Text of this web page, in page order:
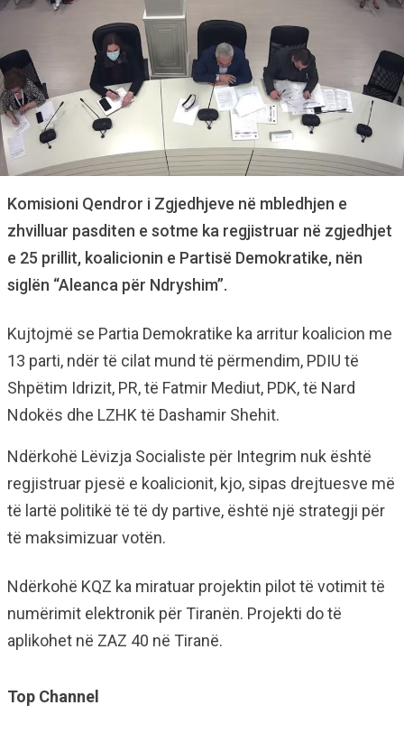
Komisioni Qendror i Zgjedhjeve në mbledhjen e
zhvilluar pasditen e sotme ka regjistruar në zgjedhjet
e 25 prillit, koalicionin e Partisë Demokratike, nën
siglën “Aleanca për Ndryshim”.
Kujtojmë se Partia Demokratike ka arritur koalicion me
13 parti, ndër të cilat mund të përmendim, PDIU të
Shpëtim Idrizit, PR, të Fatmir Mediut, PDK, të Nard
Ndokës dhe LZHK të Dashamir Shehit.
Ndërkohë Lëvizja Socialiste për Integrim nuk është
regjistruar pjesë e koalicionit, kjo, sipas drejtuesve më
të lartë politikë të të dy partive, është një strategji për
të maksimizuar votën.
Ndërkohë KQZ ka miratuar projektin pilot të votimit të
numërimit elektronik për Tiranën. Projekti do të
aplikohet në ZAZ 40 në Tiranë.
Top Channel